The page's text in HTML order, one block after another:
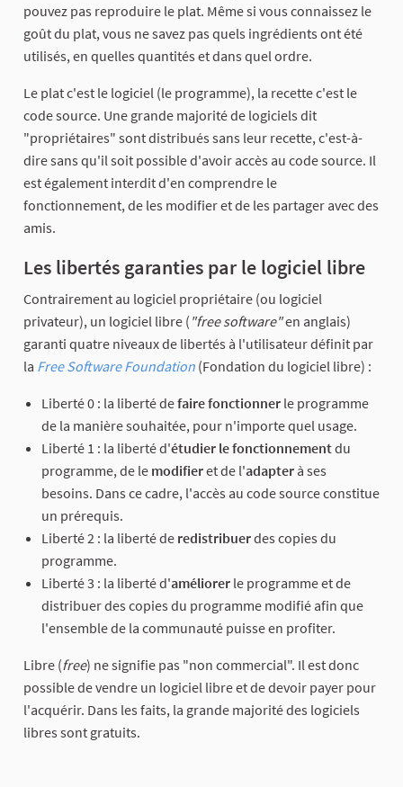
pouvez pas reproduire le plat. Même si vous connaissez le
goût du plat, vous ne savez pas quels ingrédients ont été
utilisés, en quelles quantités et dans quel ordre.
Le plat c'est le logiciel (le programme), la recette c'est le
code source. Une grande majorité de logiciels dit
"propriétaires" sont distribués sans leur recette, c'est-à-
dire sans qu'il soit possible d'avoir accès au code source. Il
est également interdit d'en comprendre le
fonctionnement, de les modifier et de les partager avec des
amis.
Les libertés garanties par le logiciel libre
Contrairement au logiciel propriétaire (ou logiciel
privateur), un logiciel libre ( "free software"en anglais)
garanti quatre niveaux de libertés à l'utilisateur définit par
la Free Software Foundation (Fondation du logiciel libre) :
Liberté 0 : la liberté defaire fonctionner le programme
de la manière souhaitée, pour n'importe quel usage.
Liberté 1 : la liberté d'étudier le fonctionnementdu
programme, de le modifieret de l'adapter à ses
besoins. Dans ce cadre, l'accès au code source constitue
un prérequis.
Liberté 2 : la liberté de redistribuerdes copies du
programme.
Liberté 3 : la liberté d'améliorer le programme et de
distribuer des copies du programme modifié afin que
l'ensemble de la communauté puisse en profiter.
Libre (free) ne signifie pas "non commercial". Il est donc
possible de vendre un logiciel libre et de devoir payer pour
l'acquérir. Dans les faits, la grande majorité des logiciels
libres sont gratuits.